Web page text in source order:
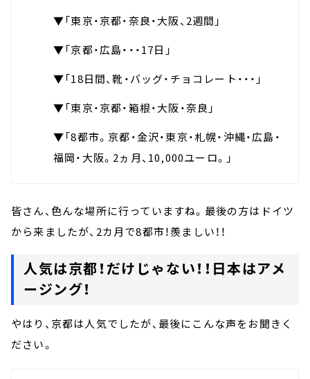
▼「東京・京都・奈良・大阪、2週間」
▼「京都・広島・・・17日」
▼「18日間、靴・バッグ・チョコレート・・・」
▼「東京・京都・箱根・大阪・奈良」
▼「8都市。京都・金沢・東京・札幌・沖縄・広島・
福岡・大阪。2ヵ月、10,000ユーロ。」
皆さん、色んな場所に行っていますね。最後の方はドイツ
から来ましたが、2カ月で8都市！羨ましい！！
人気は京都！だけじゃない！！日本はアメ
ージング！
やはり、京都は人気でしたが、最後にこんな声をお聞きく
ださい。